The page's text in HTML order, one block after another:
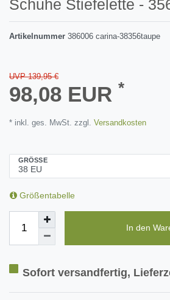
Schuhe Stiefelette -
Artikelnummer 386006 carina-38356taupe
UVP 139,95 €
98,08 EUR *
* inkl. ges. MwSt. zzgl. Versandkosten
GRÖSSE
Größentabelle
In den
Sofort versandfertig,